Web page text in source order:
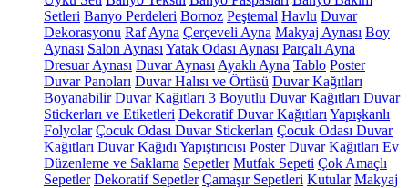
Setleri Banyo Perdeleri Bornoz Peştemal Havlu Duvar
Dekorasyonu Raf Ayna Çerçeveli Ayna Makyaj Aynası Boy
Aynası Salon Aynası Yatak Odası Aynası Parçalı Ayna
Dresuar Aynası Duvar Aynası Ayaklı Ayna Tablo Poster
Duvar Panoları Duvar Halısı ve Örtüsü Duvar Kağıtları
Boyanabilir Duvar Kağıtları 3 Boyutlu Duvar Kağıtları Duvar
Stickerları ve Etiketleri Dekoratif Duvar Kağıtları Yapışkanlı
Folyolar Çocuk Odası Duvar Stickerları Çocuk Odası Duvar
Kağıtları Duvar Kağıdı Yapıştırıcısı Poster Duvar Kağıtları Ev
Düzenleme ve Saklama Sepetler Mutfak Sepeti Çok Amaçlı
Sepetler Dekoratif Sepetler Çamaşır Sepetleri Kutular Makyaj